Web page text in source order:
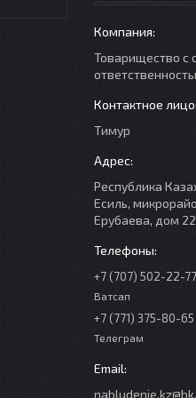
Товарищество с
Тимур
Республика
Есиль,
Ерубаева, дом
+7 (707) 502-22-77
Ватсап
+7 (771) 375-80-65
Телеграм